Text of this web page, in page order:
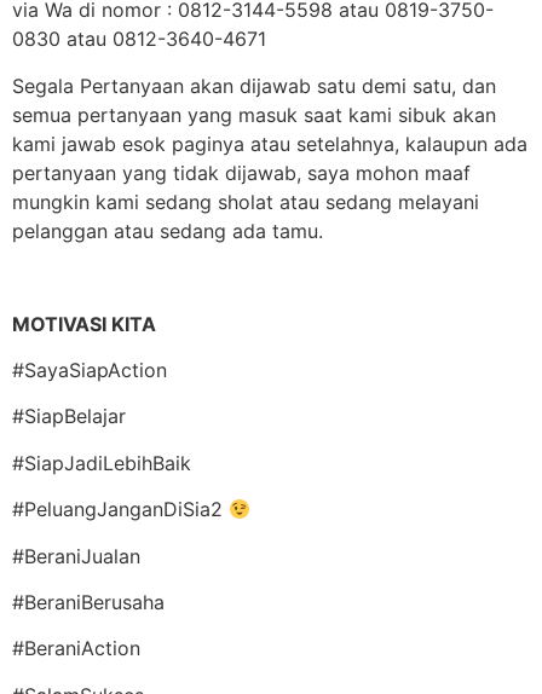
via Wa di nomor : 0812-3144-5598 atau 0819-3750-
0830 atau 0812-3640-4671
Segala Pertanyaan akan dijawab satu demi satu, dan
semua pertanyaan yang masuk saat kami sibuk akan
kami jawab esok paginya atau setelahnya, kalaupun ada
pertanyaan yang tidak dijawab, saya mohon maaf
mungkin kami sedang sholat atau sedang melayani
pelanggan atau sedang ada tamu.
MOTIVASI KITA
#SayaSiapAction
#SiapBelajar
#SiapJadiLebihBaik
#PeluangJanganDiSia2
#BeraniJualan
#BeraniBerusaha
#BeraniAction